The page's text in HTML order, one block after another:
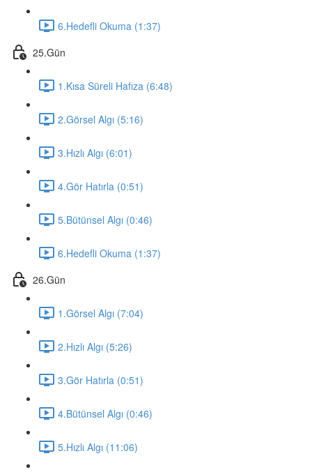
6.Hedefli Okuma (1:37)
25.Gün
1.Kısa Süreli Hafıza (6:48)
2.Görsel Algı (5:16)
3.Hızlı Algı (6:01)
4.Gör Hatırla (0:51)
5.Bütünsel Algı (0:46)
6.Hedefli Okuma (1:37)
26.Gün
1.Görsel Algı (7:04)
2.Hızlı Algı (5:26)
3.Gör Hatırla (0:51)
4.Bütünsel Algı (0:46)
5.Hızlı Algı (11:06)